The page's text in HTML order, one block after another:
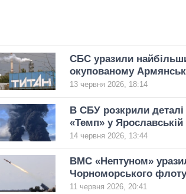
СБС уразили
окупованому
13 червня 2026, 18:14
В СБУ розкрили
«Темп» у Ярославській
14 червня 2026, 13:44
ВМС «Нептуном»
Чорноморського
11 червня 2026, 20:41